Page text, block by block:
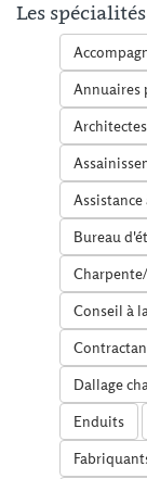
Les
Annuaires
Bureau
Conseil à
Dallage
Enduits